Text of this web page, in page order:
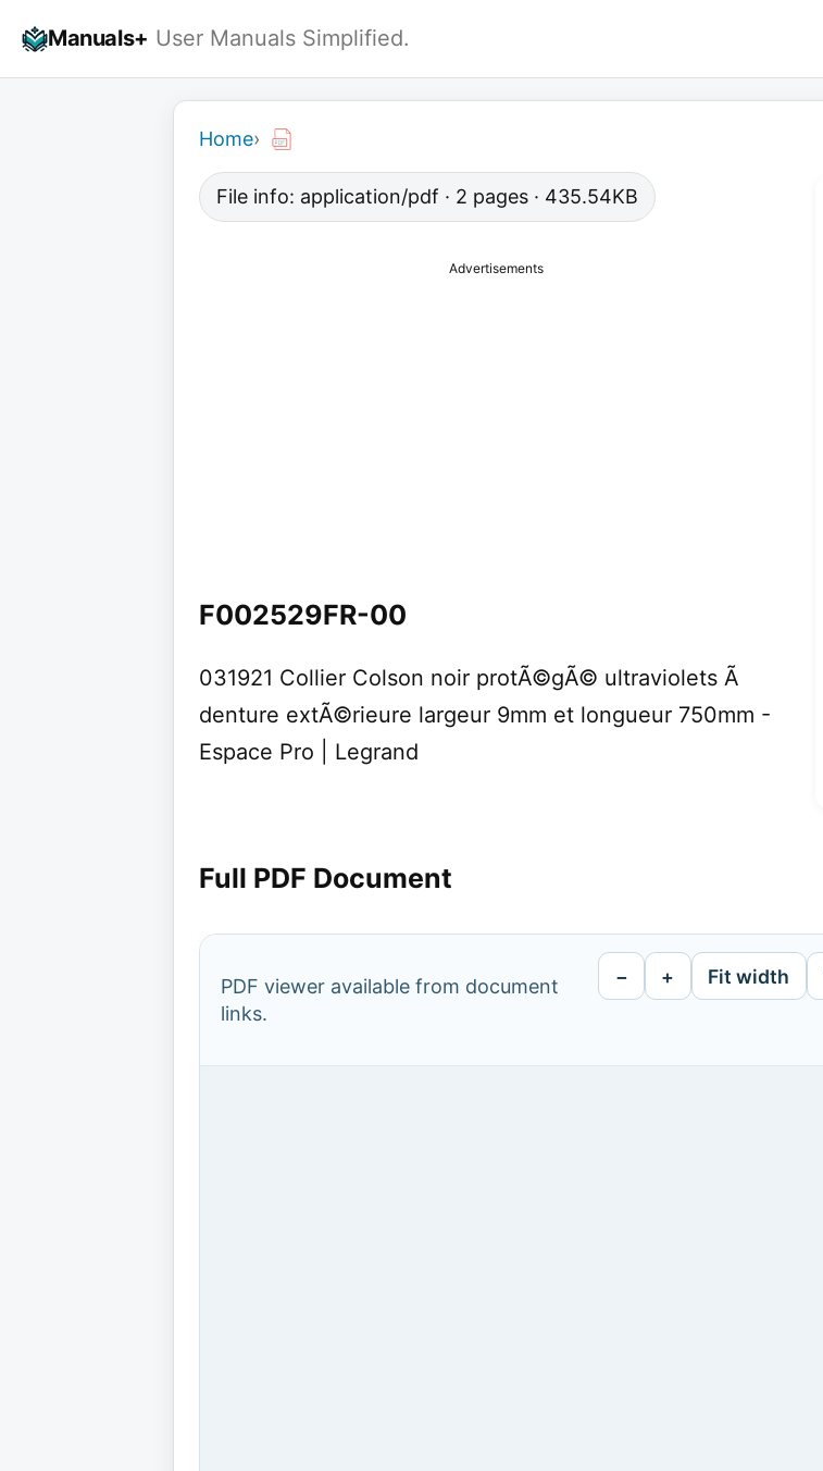
Manuals+ User Manuals Simplified.
Home›
File info: application/pdf · 2 pages · 435.54KB
Advertisements
F002529FR-00
031921 Collier Colson noir protÃ©gÃ© ultraviolets Ã
denture extÃ©rieure largeur 9mm et longueur 750mm -
Espace Pro | Legrand
Full PDF Document
PDF viewer available from document
links.
− + Fit width